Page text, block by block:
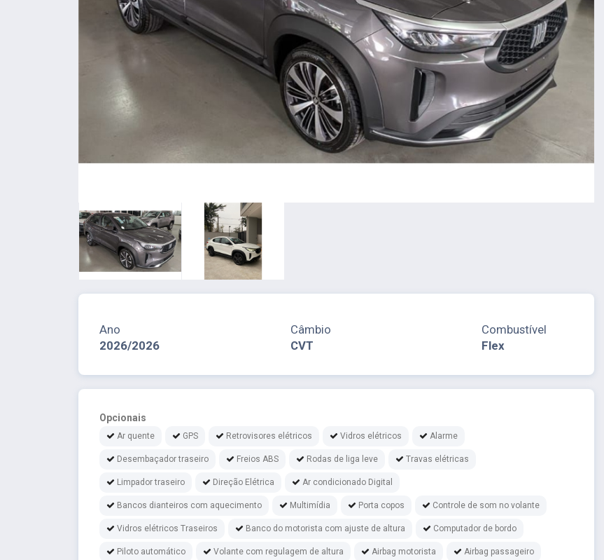
Ano
2026/2026
Câmbio
CVT
Combustível
Flex
Opcionais
Ar quente GPS Retrovisores elétricos Vidros elétricos Alarme
Desembaçador traseiro Freios ABS Rodas de liga leve Travas elétricas
Limpador traseiro Direção Elétrica Ar condicionado Digital
Bancos dianteiros com aquecimento Multimídia Porta copos Controle de som no volante
Vidros elétricos Traseiros Banco do motorista com ajuste de altura Computador de bordo
Piloto automático Volante com regulagem de altura Airbag motorista Airbag passageiro